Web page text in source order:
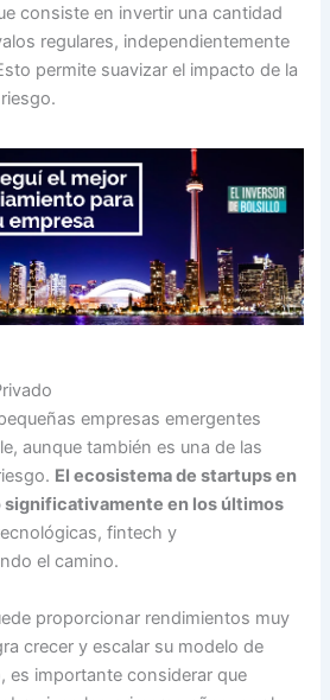
consiste en invertir una cantidad
regulares, independientemente
permite suavizar el impacto de la
empresas emergentes
aunque también es una de las
El ecosistema de startups en
en los últimos
fintech y
el camino.
proporcionar rendimientos muy
crecer y escalar su modelo de
es importante considerar que